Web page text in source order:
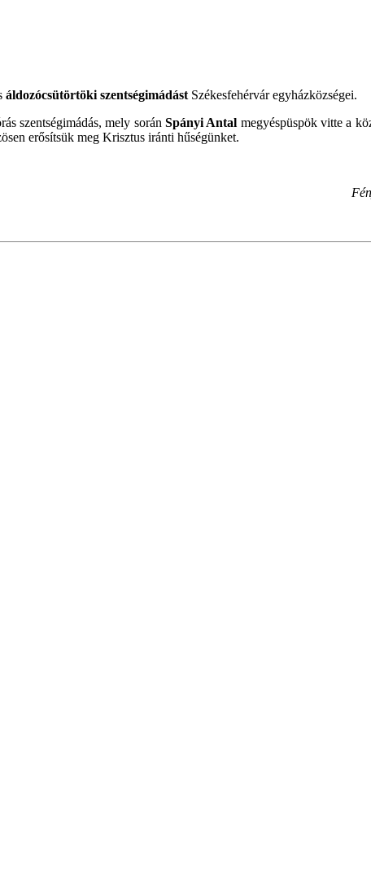
áldozócsütörtöki szentségimádást Székesfehérvár egyházközségei.
szentségimádás, mely soránSpányi Antal megyéspüspök vitte a
erősítsük meg Krisztus iránti hűségünket.